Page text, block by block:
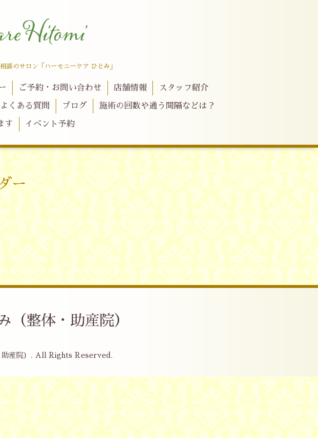
談のサロン「ハーモニーケア ひとみ」
ご予約・お問い合わせ 店舗情報 スタッフ紹介
よくある質問 ブログ 施術の回数や通う間隔などは？
す イベント予約
ー
整体・助産院）
産院） . All Rights Reserved.